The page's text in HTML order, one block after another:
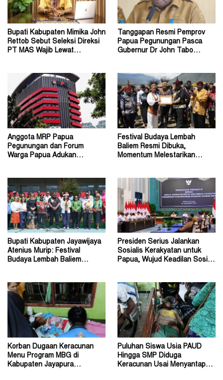
Bupati Kabupaten Mimika John
Rettob Sebut Seleksi Direksi
PT MAS Wajib Lewat
Tanggapan Resmi Pemprov
Papua Pegunungan Pasca
Gubernur Dr John Tabo
Anggota MRP Papua
Pegunungan dan Forum
Warga Papua Adukan
Festival Budaya Lembah
Baliem Resmi Dibuka,
Momentum Melestarikan
Bupati Kabupaten Jayawijaya
Atenius Murip: Festival
Budaya Lembah Baliem
Presiden Serius Jalankan
Sosialis Kerakyatan untuk
Papua, Wujud Keadilan Sosial
Korban Dugaan Keracunan
Menu Program MBG di
Kabupaten Jayapura
Puluhan Siswa Usia PAUD
Hingga SMP Diduga
Keracunan Usai Menyantap